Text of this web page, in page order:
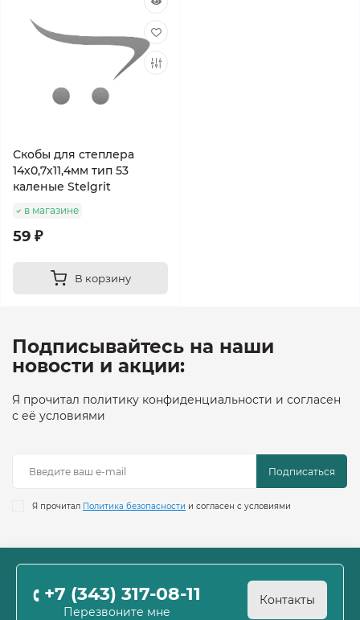
Скобы для степлера
14х0,7х11,4мм тип 53
каленые Stelgrit
в магазине
59 ₽
В корзину
Подписывайтесь на наши
новости и акции:
Я прочитал политику конфиденциальности и согласен
с её условиями
Подписаться
Я прочитал Политика безопасности и согласен с условиями
+7 (343) 317-08-11
Перезвоните мне
Контакты